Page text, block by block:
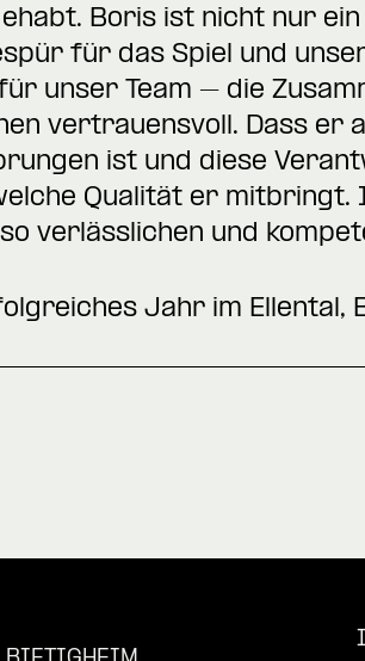
Boris ist nicht nur
für das Spiel und
unser Team – die
vertrauensvoll. Dass er
ist und diese
Qualität er
verlässlichen und
Jahr im Ellental,